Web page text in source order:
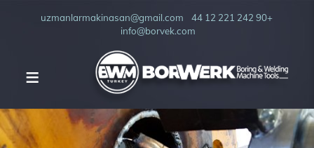
+90 242 221 12 44
uzmanlarmakinasan@gmail.com
info@borvek.com